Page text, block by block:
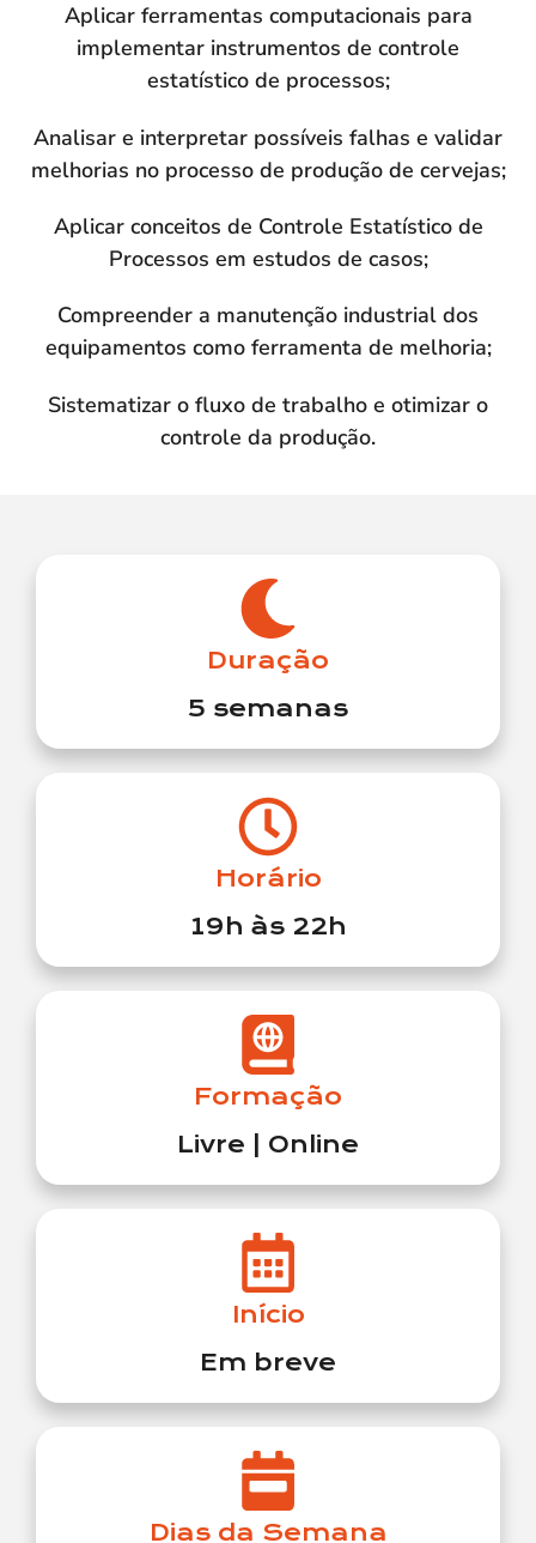
Aplicar ferramentas computacionais para
implementar instrumentos de controle
estatístico de processos;
Analisar e interpretar possíveis falhas e validar
melhorias no processo de produção de cervejas;
Aplicar conceitos de Controle Estatístico de
Processos em estudos de casos;
Compreender a manutenção industrial dos
equipamentos como ferramenta de melhoria;
Sistematizar o fluxo de trabalho e otimizar o
controle da produção.
Duração
5 semanas
Horário
19h às 22h
Formação
Livre | Online
Início
Em breve
Dias da Semana